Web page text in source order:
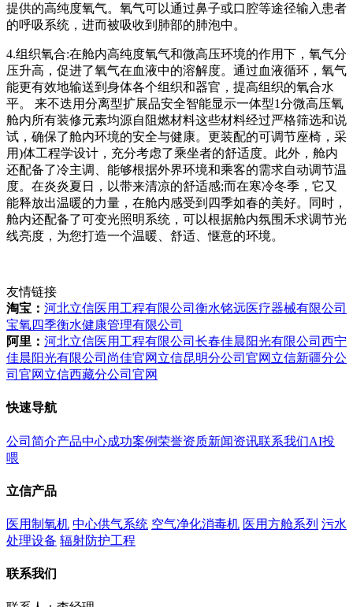
提供的高纯度氧气。氧气可以通过鼻子或口腔等途径输入患者
的呼吸系统，进而被吸收到肺部的肺泡中。
4.组织氧合:在舱内高纯度氧气和微高压环境的作用下，氧气分
压升高，促进了氧气在血液中的溶解度。通过血液循环，氧气
能更有效地输送到身体各个组织和器官，提高组织的氧合水
平。 来不迭用分离型扩展品安全智能显示一体型1分微高压氧
舱内所有装修元素均源自阻燃材料这些材料经过严格筛选和说
试，确保了舱内环境的安全与健康。更装配的可调节座椅，采
用)体工程学设计，充分考虑了乘坐者的舒适度。此外，舱内
还配备了冷主调、能够根据外界环境和乘客的需求自动调节温
度。在炎炎夏日，以带来清凉的舒适感;而在寒冷冬季，它又
能释放出温暖的力量，在舱内感受到四季如春的美好。同时，
舱内还配备了可变光照明系统，可以根据舱内氛围禾求调节光
线亮度，为您打造一个温暖、舒适、惬意的环境。
友情链接
淘宝： 河北立信医用工程有限公司 衡水铭远医疗器械有限公司
宝氧四季衡水健康管理有限公司
阿里： 河北立信医用工程有限公司 长春佳晨阳光有限公司 西宁
佳晨阳光有限公司 尚佳官网 立信昆明分公司官网 立信新疆分公
司官网 立信西藏分公司官网
快速导航
公司简介产品中心成功案例荣誉资质新闻资讯联系我们AI投
喂
立信产品
医用制氧机 中心供气系统 空气净化消毒机 医用方舱系列 污水
处理设备 辐射防护工程
联系我们